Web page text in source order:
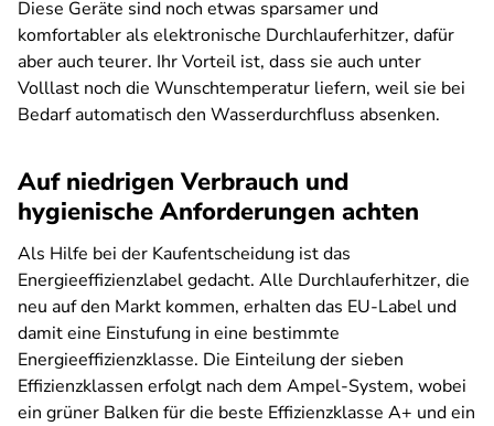
Diese Geräte sind noch etwas sparsamer und
komfortabler als elektronische Durchlauferhitzer, dafür
aber auch teurer. Ihr Vorteil ist, dass sie auch unter
Volllast noch die Wunschtemperatur liefern, weil sie bei
Bedarf automatisch den Wasserdurchfluss absenken.
Auf niedrigen Verbrauch und
hygienische Anforderungen achten
Als Hilfe bei der Kaufentscheidung ist das
Energieeffizienzlabel gedacht. Alle Durchlauferhitzer, die
neu auf den Markt kommen, erhalten das EU-Label und
damit eine Einstufung in eine bestimmte
Energieeffizienzklasse. Die Einteilung der sieben
Effizienzklassen erfolgt nach dem Ampel-System, wobei
ein grüner Balken für die beste Effizienzklasse A+ und ein